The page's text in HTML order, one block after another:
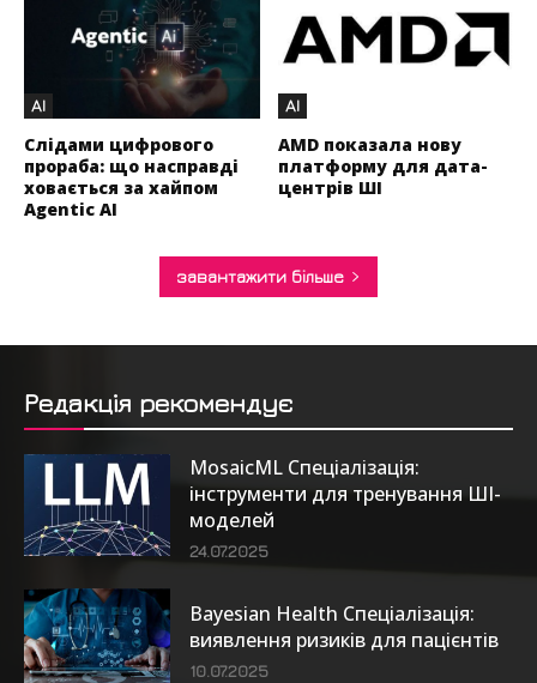
AI
Слідами цифрового
прораба: що насправді
ховається за хайпом
Agentic AI
AI
AMD показала нову
платформу для дата-
центрів ШІ
завантажити більше
Редакція рекомендує
MosaicML Спеціалізація:
інструменти для тренування ШІ-
моделей
24.07.2025
Bayesian Health Спеціалізація:
виявлення ризиків для пацієнтів
10.07.2025